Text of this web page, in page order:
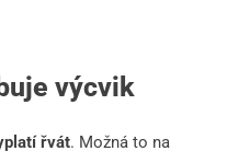
výcvik
řvát. Možná to na